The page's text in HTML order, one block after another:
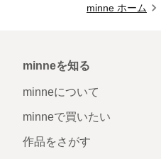
minne ホーム
minneを知る
minneについて
minneで買いたい
作品をさがす